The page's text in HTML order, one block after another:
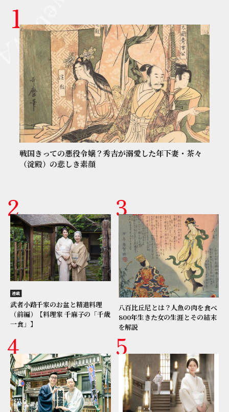
戦国きっての悪役令嬢？秀吉が溺愛した年下妻・茶々
（淀殿）の悲しき素顔
連載
武者小路千家のお盆と精進料理
（前編）【料理家 千麻子の「千歳
一食」】
八百比丘尼とは？人魚の肉を食べ
800年生きた女の生涯とその結末
を解説